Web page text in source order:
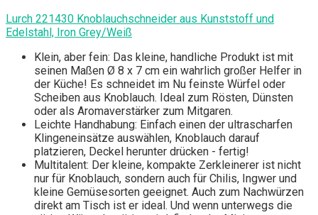
Lurch 221430 Knoblauchschneider aus Kunststoff und
Edelstahl, Iron Grey/Weiß
Klein, aber fein: Das kleine, handliche Produkt ist mit
seinen Maßen Ø 8 x 7 cm ein wahrlich großer Helfer in
der Küche! Es schneidet im Nu feinste Würfel oder
Scheiben aus Knoblauch. Ideal zum Rösten, Dünsten
oder als Aromaverstärker zum Mitgaren.
Leichte Handhabung: Einfach einen der ultrascharfen
Klingeneinsätze auswählen, Knoblauch darauf
platzieren, Deckel herunter drücken - fertig!
Multitalent: Der kleine, kompakte Zerkleinerer ist nicht
nur für Knoblauch, sondern auch für Chilis, Ingwer und
kleine Gemüsesorten geeignet. Auch zum Nachwürzen
direkt am Tisch ist er ideal. Und wenn unterwegs die